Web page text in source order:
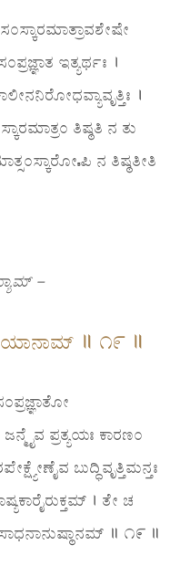
ಇತ್ಯರ್ಥಃ ।
।
ತಿಷ್ಠತಿ ನ ತು
ನ ತಿಷ್ಠತೀತಿ
–
॥ ೧೯ ॥
ಪ್ರತ್ಯಯಃ ಕಾರಣಂ
ಬುದ್ಧಿವೃತ್ತಿಮನ್ತಃ
। ತೇ ಚ
॥ ೧೯ ॥